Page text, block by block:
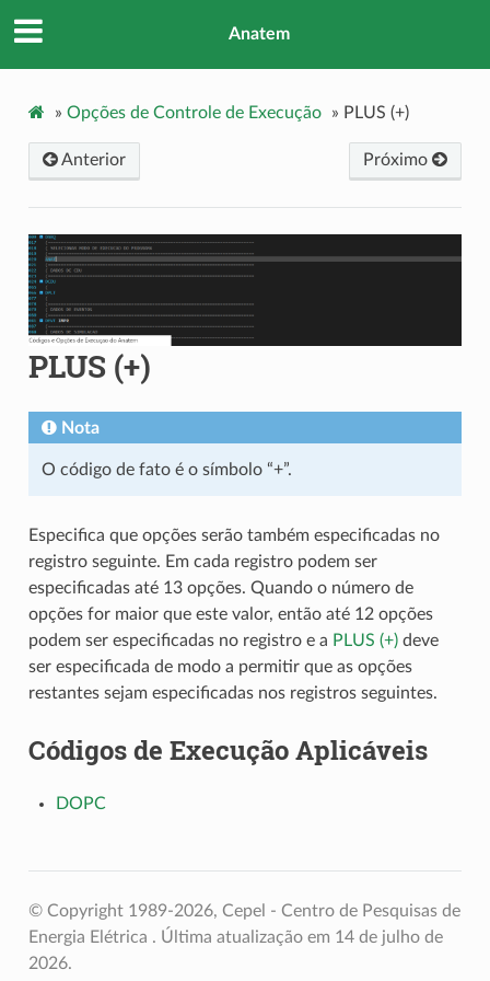
Anatem
» Opções de Controle de Execução » PLUS (+)
Próximo
Anterior
PLUS (+)
Nota
O código de fato é o símbolo “+”.
Especifica que opções serão também especificadas no
registro seguinte. Em cada registro podem ser
especificadas até 13 opções. Quando o número de
opções for maior que este valor, então até 12 opções
podem ser especificadas no registro e a PLUS (+)deve
ser especificada de modo a permitir que as opções
restantes sejam especificadas nos registros seguintes.
Códigos de Execução Aplicáveis
DOPC
© Copyright 1989-2026, Cepel - Centro de Pesquisas de
Energia Elétrica . Última atualização em 14 de julho de
2026.